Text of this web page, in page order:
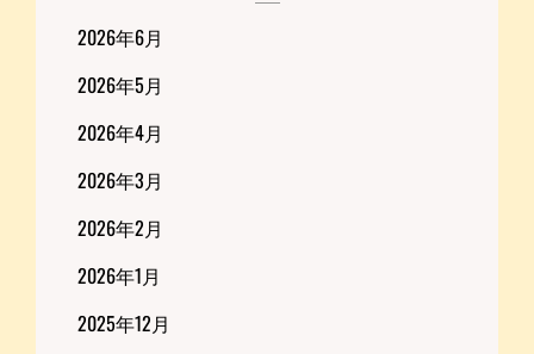
2026年6月
2026年5月
2026年4月
2026年3月
2026年2月
2026年1月
2025年12月